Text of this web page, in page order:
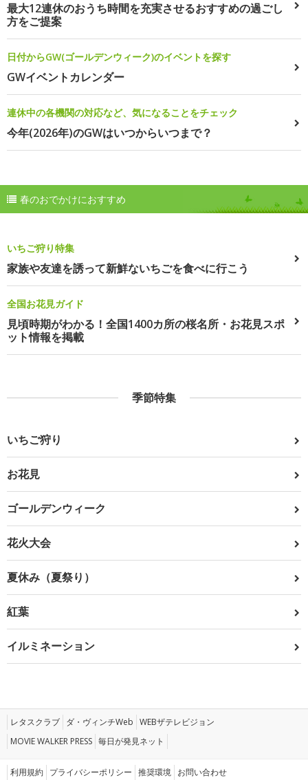
最大12連休のおうち時間を充実させるおすすめの過ごし
方をご提案
日付からGW(ゴールデンウィーク)のイベントを探す
GWイベントカレンダー
連休中の各機関の対応など、気になることをチェック
今年(2026年)のGWはいつからいつまで？
春のおでかけにおすすめ
いちご狩り特集
家族や友達を誘って新鮮ないちごを食べに行こう
全国お花見ガイド
見頃時期がわかる！全国1400カ所の桜名所・お花見スポ
ット情報を掲載
季節特集
いちご狩り
お花見
ゴールデンウィーク
花火大会
夏休み（夏祭り）
紅葉
イルミネーション
レタスクラブ ダ・ヴィンチWeb WEBザテレビジョン
MOVIE WALKER PRESS 毎日が発見ネット
利用規約 プライバシーポリシー 推奨環境 お問い合わせ